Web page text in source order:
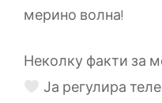
мерино волна!
Неколку факти за
Ја регулира